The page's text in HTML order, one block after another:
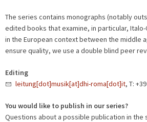
The series contains monographs (notably
edited books that examine, in particular,
in the European context between the middle
ensure quality, we use a double blind peer
Editing
leitung[dot]musik[at]dhi-roma[dot]it, T:
You would like to publish in our series?
Questions about a possible publication in the